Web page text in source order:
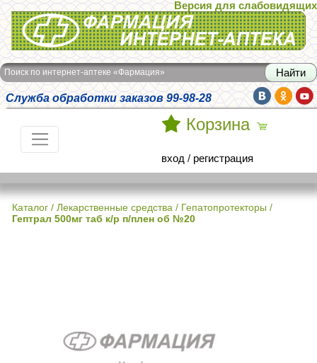
Интернет-аптека Фармация
Версия для слабовидящих
Поиск по интернет-аптеке «Фармация»
Служба обработки заказов 99-98-28
Корзина
вход / регистрация
Каталог / Лекарственные средства / Гепатопротекторы /
Гептрал 500мг таб к/р п/плен об №20